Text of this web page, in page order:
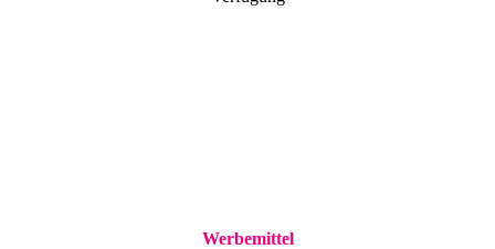
Werbemittel